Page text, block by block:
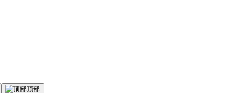
顶部